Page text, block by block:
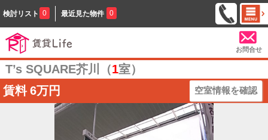
検討リスト 0 最近見た物件 0
お問合せ
T’s SQUARE芥川（1室）
賃料 6万円 空室情報を確認